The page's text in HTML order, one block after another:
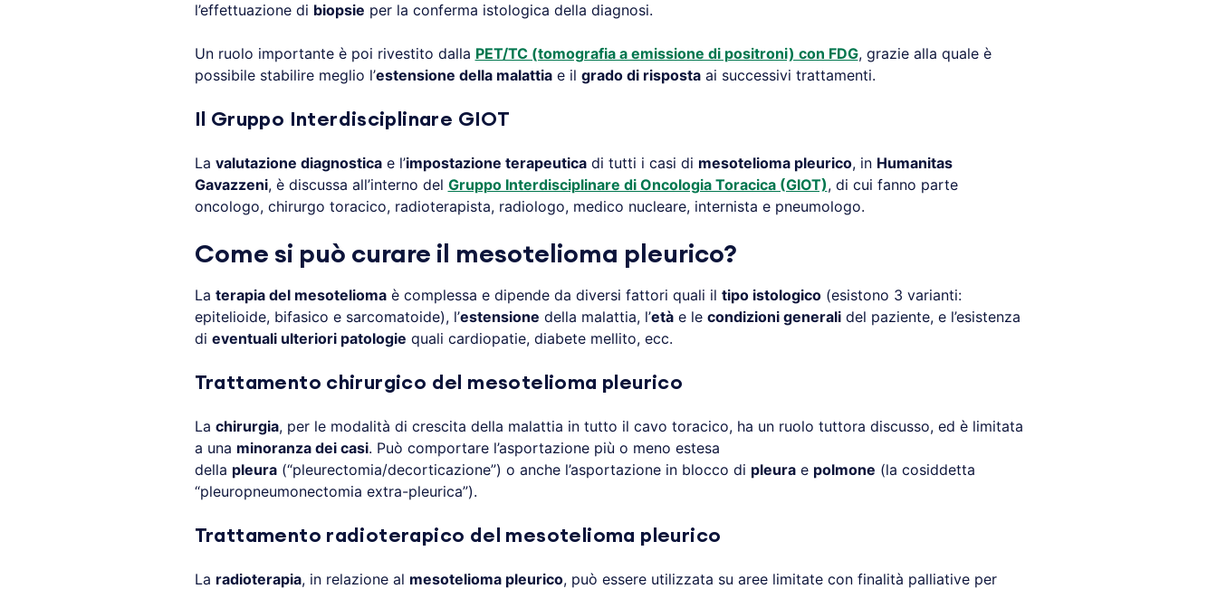
l’effettuazione di biopsie per la conferma istologica della diagnosi.
Un ruolo importante è poi rivestito dalla PET/TC (tomografia a emissione di positroni) con FDG, grazie alla quale è
possibile stabilire meglio l’estensione della malattiae il grado di rispostaai successivi trattamenti.
Il Gruppo Interdisciplinare GIOT
La valutazione diagnosticae l’impostazione terapeuticadi tutti i casi di mesotelioma pleurico, in Humanitas
Gavazzeni, è discussa all’interno del Gruppo Interdisciplinare di Oncologia Toracica (GIOT), di cui fanno parte
oncologo, chirurgo toracico, radioterapista, radiologo, medico nucleare, internista e pneumologo.
Come si può curare il mesotelioma pleurico?
La terapia del mesoteliomaè complessa e dipende da diversi fattori quali il tipo istologico(esistono 3 varianti:
epitelioide, bifasico e sarcomatoide), l’estensione della malattia, l’etàe le condizioni generalidel paziente, e l’esistenza
di eventuali ulteriori patologie quali cardiopatie, diabete mellito, ecc.
Trattamento chirurgico del mesotelioma pleurico
La chirurgia, per le modalità di crescita della malattia in tutto il cavo toracico, ha un ruolo tuttora discusso, ed è limitata
a una minoranza dei casi. Può comportare l’asportazione più o meno estesa
della pleura(“pleurectomia/decorticazione”) o anche l’asportazione in blocco di pleurae polmone (la cosiddetta
“pleuropneumonectomia extra-pleurica”).
Trattamento radioterapico del mesotelioma pleurico
La radioterapia, in relazione al mesotelioma pleurico, può essere utilizzata su aree limitate con finalità palliative per